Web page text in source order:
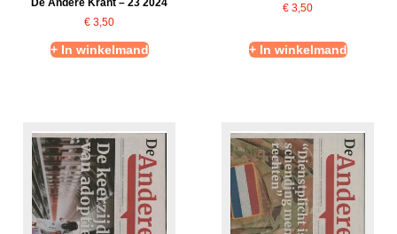
€ 3,50
+ In winkelmand
€ 3,50
+ In winkelmand